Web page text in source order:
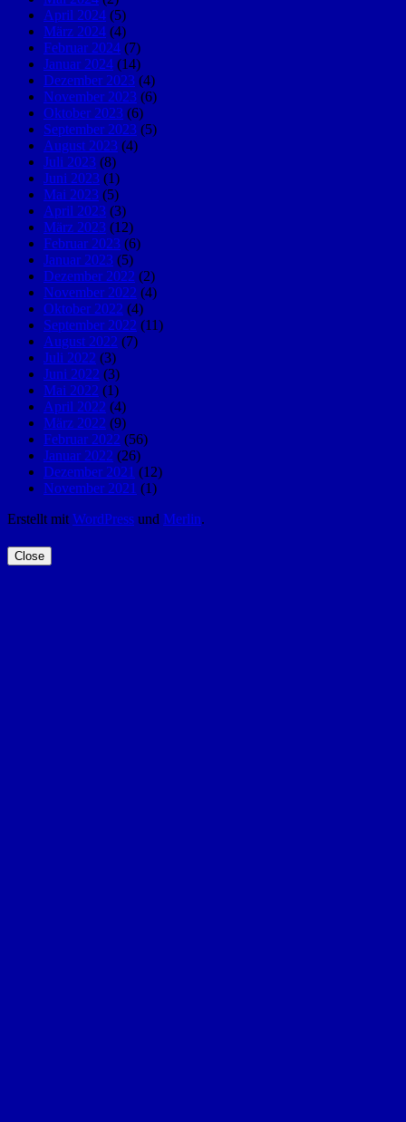
April 2024 (5)
März 2024 (4)
Februar 2024 (7)
Januar 2024 (14)
Dezember 2023 (4)
November 2023 (6)
Oktober 2023 (6)
September 2023 (5)
August 2023 (4)
Juli 2023 (8)
Juni 2023 (1)
Mai 2023 (5)
April 2023 (3)
März 2023 (12)
Februar 2023 (6)
Januar 2023 (5)
Dezember 2022 (2)
November 2022 (4)
Oktober 2022 (4)
September 2022 (11)
August 2022 (7)
Juli 2022 (3)
Juni 2022 (3)
Mai 2022 (1)
April 2022 (4)
März 2022 (9)
Februar 2022 (56)
Januar 2022 (26)
Dezember 2021 (12)
November 2021 (1)
Erstellt mit WordPress und Merlin.
Close